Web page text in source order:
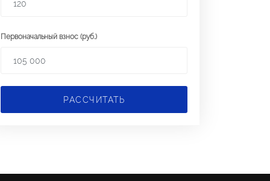
Первоначальный взнос (руб.)
РАССЧИТАТЬ